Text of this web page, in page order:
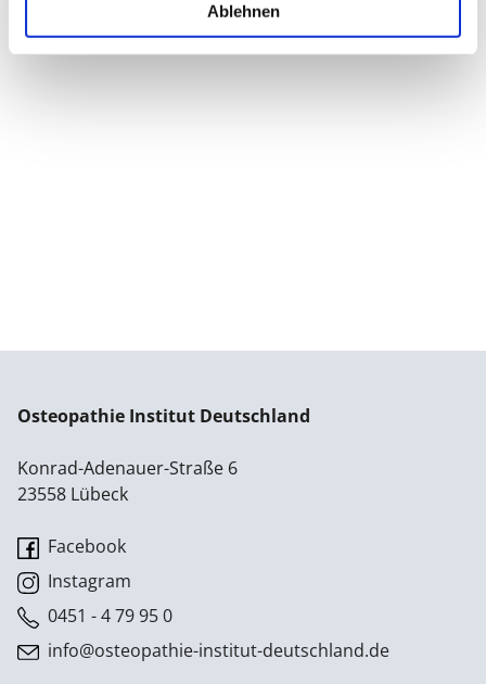
Ablehnen
Osteopathie Institut Deutschland
Konrad-Adenauer-Straße 6
23558 Lübeck
Facebook
Instagram
0451 - 4 79 95 0
info@osteopathie-institut-deutschland.de